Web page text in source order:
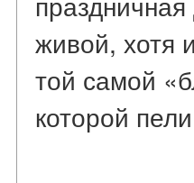
живой, хотя
той самой
которой